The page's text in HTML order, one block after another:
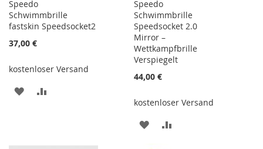
Speedo
Schwimmbrille
fastskin Speedsocket2
37,00 €
kostenloser Versand
ZUR
Speedo
Schwimmbrille
Speedsocket 2.0
Mirror –
Wettkampfbrille
Verspiegelt
44,00 €
kostenloser Versand
ZUR